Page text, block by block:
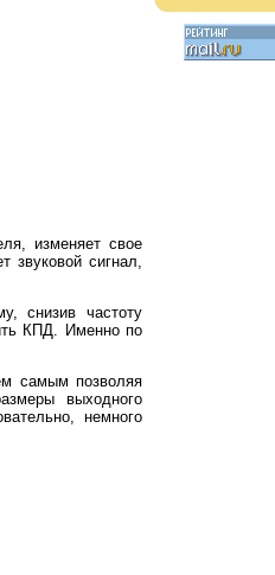
изменяет свое
звуковой сигнал,
снизив частоту
КПД. Именно по
самым позволяя
выходного
немного